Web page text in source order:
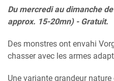
Du mercredi au dimanche
approx. 15-20mn) - Gratuit.
Des monstres ont envahi
chasser avec les armes
Une variante grandeur nature